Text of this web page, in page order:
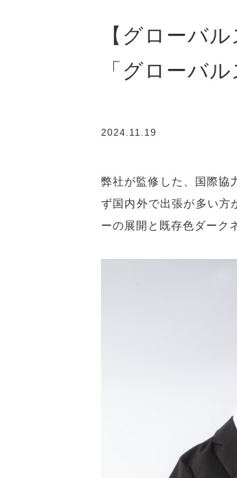
【グローバ
「グローバ
2024.11.19
弊社が監修した、国際協
ず国内外で出張が多い方
ーの展開と既存色ダーク